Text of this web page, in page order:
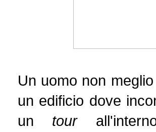
Un uomo non
un edificio dove
un tour